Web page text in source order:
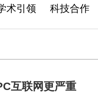
术引领 科技合作
互联网更严重